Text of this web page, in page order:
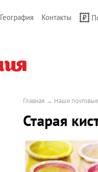
География Контакты
Главная → Наши
Старая